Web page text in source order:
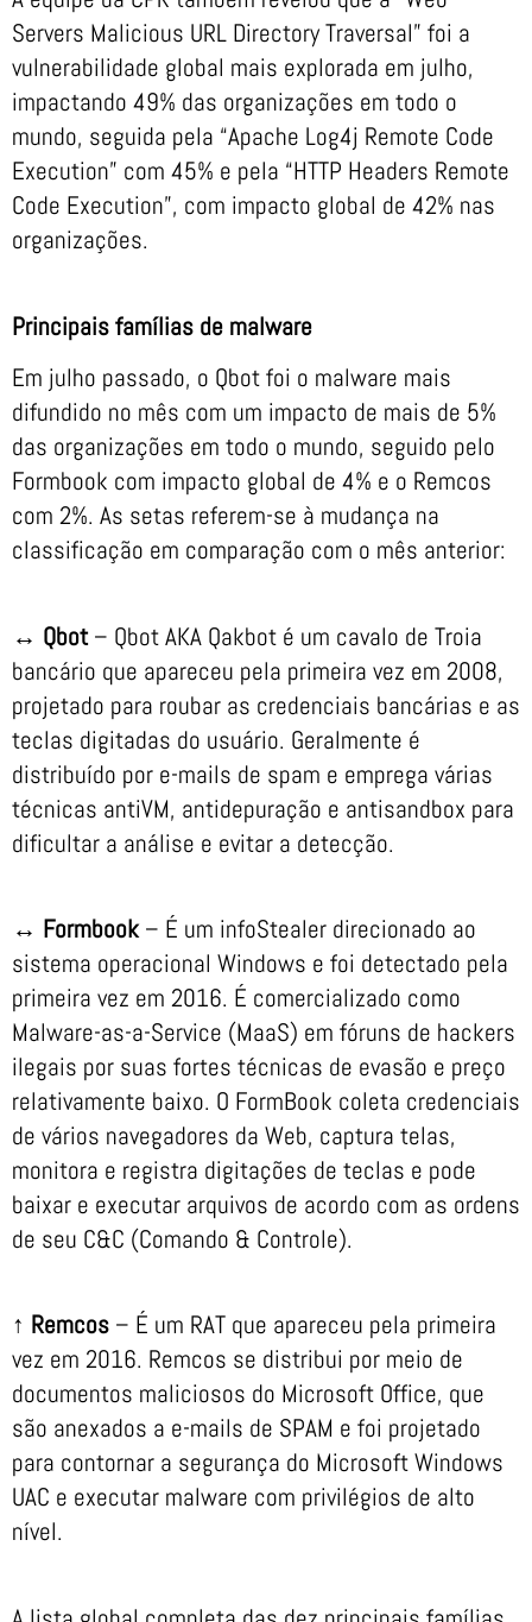
Servers Malicious URL Directory Traversal” foi a
vulnerabilidade global mais explorada em julho,
impactando 49% das organizações em todo o
mundo, seguida pela “Apache Log4j Remote Code
Execution” com 45% e pela “HTTP Headers Remote
Code Execution”, com impacto global de 42% nas
organizações.
Principais famílias de malware
Em julho passado, o Qbot foi o malware mais
difundido no mês com um impacto de mais de 5%
das organizações em todo o mundo, seguido pelo
Formbook com impacto global de 4% e o Remcos
com 2%. As setas referem-se à mudança na
classificação em comparação com o mês anterior:
↔ Qbot– Qbot AKA Qakbot é um cavalo de Troia
bancário que apareceu pela primeira vez em 2008,
projetado para roubar as credenciais bancárias e as
teclas digitadas do usuário. Geralmente é
distribuído por e-mails de spam e emprega várias
técnicas antiVM, antidepuração e antisandbox para
dificultar a análise e evitar a detecção.
↔ Formbook– É um infoStealer direcionado ao
sistema operacional Windows e foi detectado pela
primeira vez em 2016. É comercializado como
Malware-as-a-Service (MaaS) em fóruns de hackers
ilegais por suas fortes técnicas de evasão e preço
relativamente baixo. O FormBook coleta credenciais
de vários navegadores da Web, captura telas,
monitora e registra digitações de teclas e pode
baixar e executar arquivos de acordo com as ordens
de seu C&C (Comando & Controle).
↑ Remcos – É um RAT que apareceu pela primeira
vez em 2016. Remcos se distribui por meio de
documentos maliciosos do Microsoft Office, que
são anexados a e-mails de SPAM e foi projetado
para contornar a segurança do Microsoft Windows
UAC e executar malware com privilégios de alto
nível.